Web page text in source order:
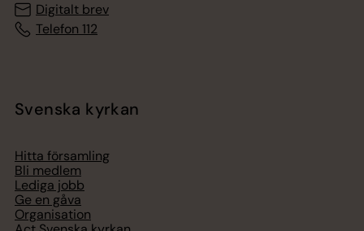
Digitalt brev
Telefon 112
Svenska kyrkan
Hitta församling
Bli medlem
Lediga jobb
Ge en gåva
Organisation